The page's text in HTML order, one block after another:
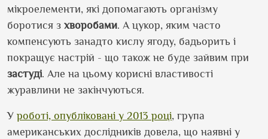
мікроелементи, які допомагають організму
боротися з хворобами. А цукор, яким часто
компенсують занадто кислу ягоду, бадьорить і
покращує настрій - що також не буде зайвим при
застуді. Але на цьому корисні властивості
журавлини не закінчуються.
У роботі, опубліковані у 2013 році, група
американських дослідників довела, що наявні у